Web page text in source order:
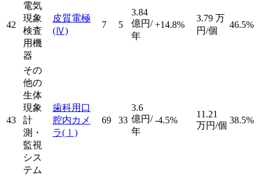
42
電気
現象
検査
用機
器
皮質電極
(Ⅳ)
7 5
3.84
億円/
年
+14.8%
3.79 万
円/個
46.5%
43
その
他の
生体
現象
計
測・
監視
シス
テム
歯科用口
腔内カメ
ラ(Ⅰ)
69 33
3.6
億円/
年
-4.5%
11.21
万円/個
38.5%